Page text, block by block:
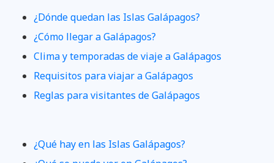
¿Dónde quedan las Islas Galápagos?
¿Cómo llegar a Galápagos?
Clima y temporadas de viaje a Galápagos
Requisitos para viajar a Galápagos
Reglas para visitantes de Galápagos
¿Qué hay en las Islas Galápagos?